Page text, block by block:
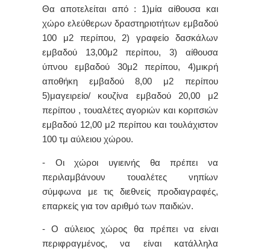
Θα αποτελείται από : 1)μία αίθουσα και
χώρο ελεύθερων δραστηριοτήτων εμβαδού
100 μ2 περίπου, 2) γραφείο δασκάλων
εμβαδού 13,00μ2 περίπου, 3) αίθουσα
ύπνου εμβαδού 30μ2 περίπου, 4)μικρή
αποθήκη εμβαδού 8,00 μ2 περίπου
5)μαγειρείο/ κουζίνα εμβαδού 20,00 μ2
περίπου , τουαλέτες αγοριών και κοριτσιών
εμβαδού 12,00 μ2 περίπου και τουλάχιστον
100 τμ αύλειου χώρου.
- Οι χώροι υγιεινής θα πρέπει να
περιλαμβάνουν τουαλέτες νηπίων
σύμφωνα με τις διεθνείς προδιαγραφές,
επαρκείς για τον αριθμό των παιδιών.
- Ο αύλειος χώρος θα πρέπει να είναι
περιφραγμένος, να είναι κατάλληλα